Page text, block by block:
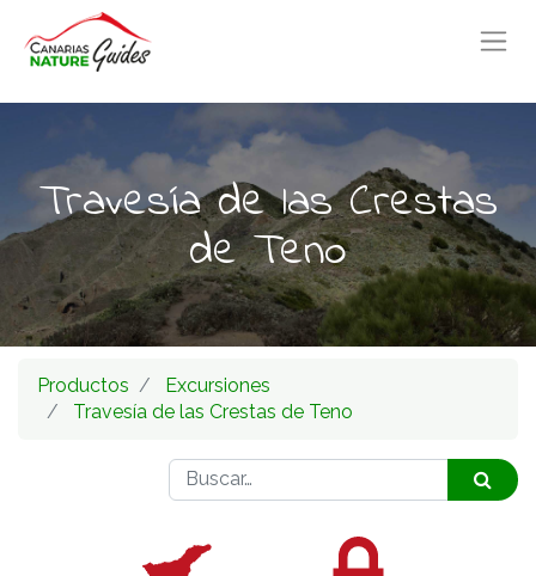
Travesía de las Crestas
de Teno
Productos
Excursiones
Travesía de las Crestas de Teno